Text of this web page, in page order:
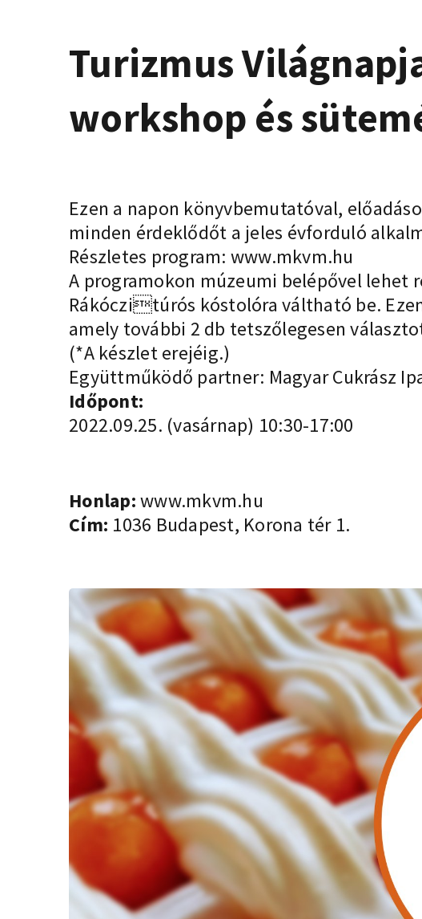
Turizmus
workshop és
Ezen a napon könyvbemutatóval,
minden érdeklődőt a jeles évforduló
Részletes program: www.mkvm.hu
A programokon múzeumi belépővel lehet
Rákóczitúrós kóstolóra váltható be.
amely további 2 db tetszőlegesen
(*A készlet erejéig.)
Együttműködő partner: Magyar Cukrász
Időpont:
2022.09.25. (vasárnap) 10:30-17:00
Honlap:www.mkvm.hu
Cím: 1036 Budapest, Korona tér 1.